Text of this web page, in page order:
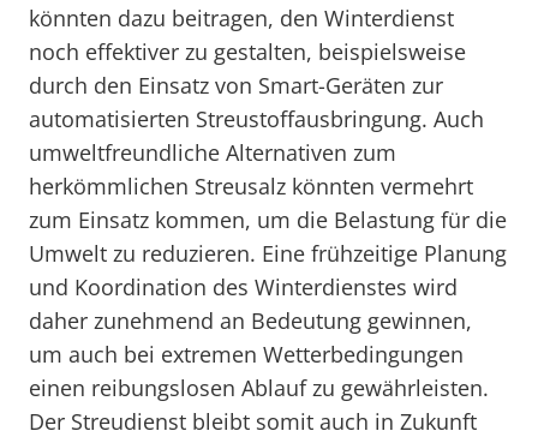
könnten dazu beitragen, den Winterdienst
noch effektiver zu gestalten, beispielsweise
durch den Einsatz von Smart-Geräten zur
automatisierten Streustoffausbringung. Auch
umweltfreundliche Alternativen zum
herkömmlichen Streusalz könnten vermehrt
zum Einsatz kommen, um die Belastung für die
Umwelt zu reduzieren. Eine frühzeitige Planung
und Koordination des Winterdienstes wird
daher zunehmend an Bedeutung gewinnen,
um auch bei extremen Wetterbedingungen
einen reibungslosen Ablauf zu gewährleisten.
Der Streudienst bleibt somit auch in Zukunft